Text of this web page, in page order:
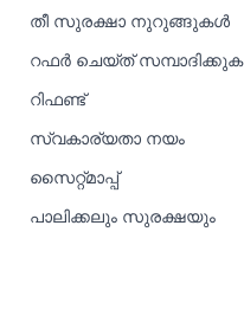
തീ സുരക്ഷാ നുറുങ്ങുകൾ
റഫർ ചെയ്ത് സമ്പാദിക്കുക
റിഫണ്ട്
സ്വകാര്യതാ നയം
സൈറ്റ്മാപ്പ്
പാലിക്കലും സുരക്ഷയും